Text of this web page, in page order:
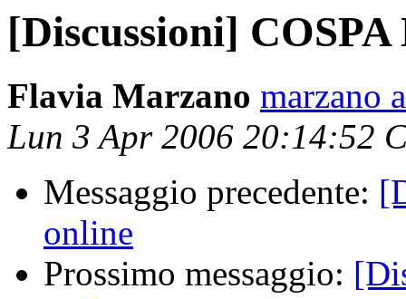
[Discussioni]
Flavia Marzano marzano
Lun 3 Apr 2006 20:14:52
Messaggio precedente:
online
Prossimo messaggio: